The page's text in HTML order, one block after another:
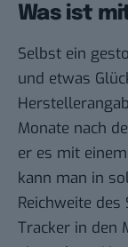
Was ist
Selbst ein
und etwas
Monate nach
er es mit
kann man in
Reichweite
Tracker in den